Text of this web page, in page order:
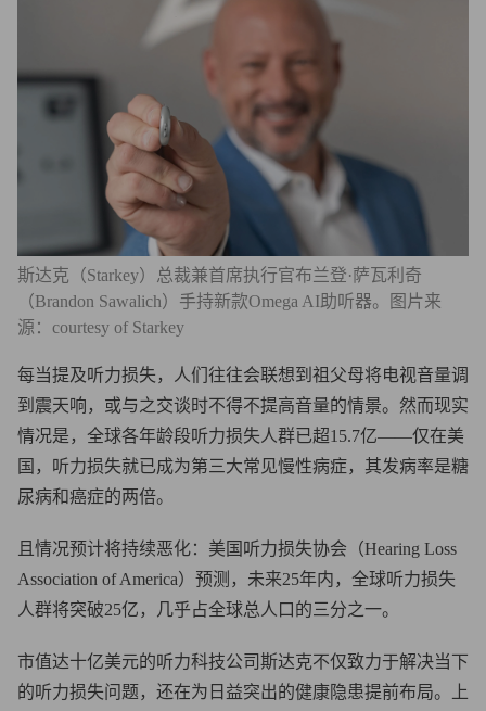
斯达克（Starkey）总裁兼首席执行官布兰登·萨瓦利奇
（Brandon Sawalich）手持新款Omega AI助听器。图片来
源：courtesy of Starkey
每当提及听力损失，人们往往会联想到祖父母将电视音量调
到震天响，或与之交谈时不得不提高音量的情景。然而现实
情况是，全球各年龄段听力损失人群已超15.7亿——仅在美
国，听力损失就已成为第三大常见慢性病症，其发病率是糖
尿病和癌症的两倍。
且情况预计将持续恶化：美国听力损失协会（Hearing Loss
Association of America）预测，未来25年内，全球听力损失
人群将突破25亿，几乎占全球总人口的三分之一。
市值达十亿美元的听力科技公司斯达克不仅致力于解决当下
的听力损失问题，还在为日益突出的健康隐患提前布局。上